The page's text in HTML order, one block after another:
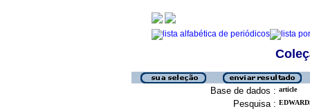
Base de dados : article
Pesquisa :